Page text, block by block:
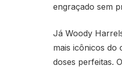
engraçado sem
Já Woody
mais icônicos do
doses perfeitas.